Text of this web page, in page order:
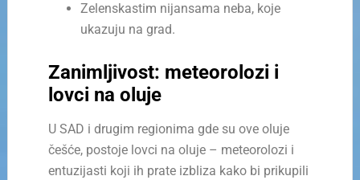
Zelenskastim nijansama neba, koje
ukazuju na grad.
Zanimljivost: meteorolozi i
lovci na oluje
U SAD i drugim regionima gde su ove oluje
češće, postoje lovci na oluje – meteorolozi i
entuzijasti koji ih prate izbliza kako bi prikupili